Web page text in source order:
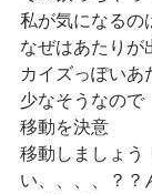
私が気になるの
なぜはあたりが
カイズっぽいあ
少なそうなので
移動を決意
移動しましょう
い、、、、？？